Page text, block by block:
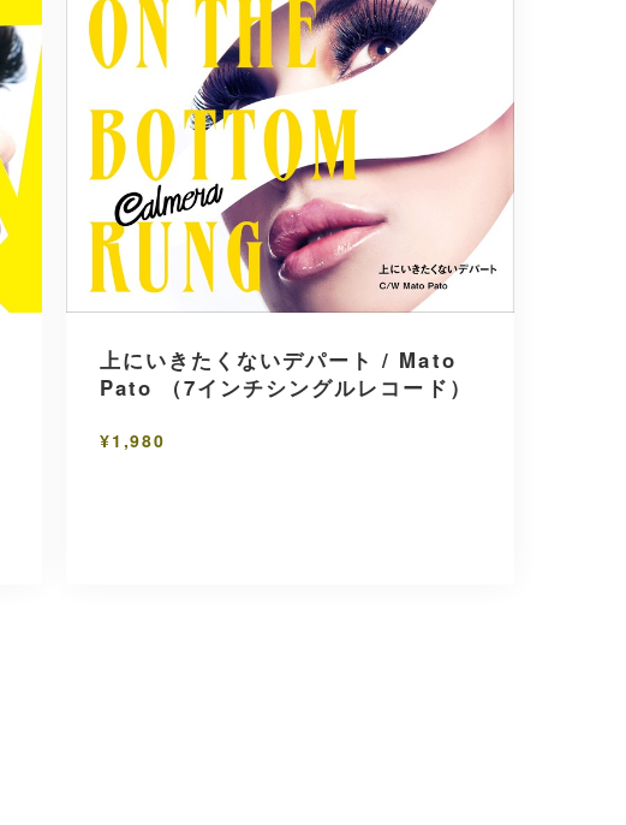
上にいきたくないデパート / Mato
Pato （7インチシングルレコード）
¥1,980